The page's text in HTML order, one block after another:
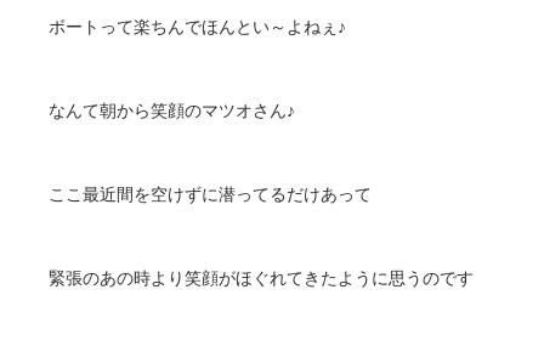
ボートって楽ちんでほんとい～よねぇ♪
なんて朝から笑顔のマツオさん♪
ここ最近間を空けずに潜ってるだけあって
緊張のあの時より笑顔がほぐれてきたように思うのです